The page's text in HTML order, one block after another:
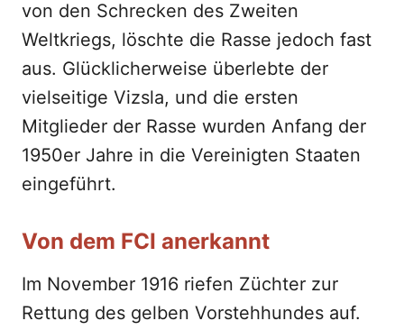
von den Schrecken des Zweiten
Weltkriegs, löschte die Rasse jedoch fast
aus. Glücklicherweise überlebte der
vielseitige Vizsla, und die ersten
Mitglieder der Rasse wurden Anfang der
1950er Jahre in die Vereinigten Staaten
eingeführt.
Von dem FCI anerkannt
Im November 1916 riefen Züchter zur
Rettung des gelben Vorstehhundes auf.